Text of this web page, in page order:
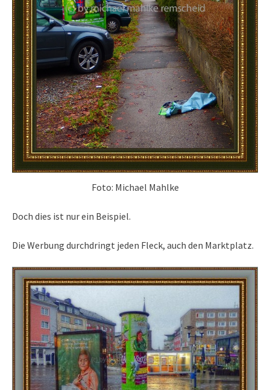
Foto: Michael Mahlke
Doch dies ist nur ein Beispiel.
Die Werbung durchdringt jeden Fleck, auch den Marktplatz.